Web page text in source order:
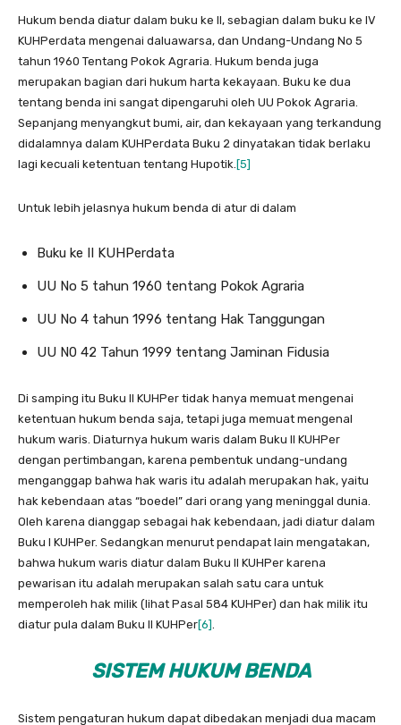
Hukum benda diatur dalam buku ke II, sebagian dalam buku ke IV
KUHPerdata mengenai daluawarsa, dan Undang-Undang No 5
tahun 1960 Tentang Pokok Agraria. Hukum benda juga
merupakan bagian dari hukum harta kekayaan. Buku ke dua
tentang benda ini sangat dipengaruhi oleh UU Pokok Agraria.
Sepanjang menyangkut bumi, air, dan kekayaan yang terkandung
didalamnya dalam KUHPerdata Buku 2 dinyatakan tidak berlaku
lagi kecuali ketentuan tentang Hupotik.[5]
Untuk lebih jelasnya hukum benda di atur di dalam
Buku ke II KUHPerdata
UU No 5 tahun 1960 tentang Pokok Agraria
UU No 4 tahun 1996 tentang Hak Tanggungan
UU N0 42 Tahun 1999 tentang Jaminan Fidusia
Di samping itu Buku II KUHPer tidak hanya memuat mengenai
ketentuan hukum benda saja, tetapi juga memuat mengenal
hukum waris. Diaturnya hukum waris dalam Buku II KUHPer
dengan pertimbangan, karena pembentuk undang-un­dang
menganggap bahwa hak waris itu adalah merupakan hak, yaitu
hak kebendaan atas “boedel” dari orang yang meninggal dunia.
Oleh karena dianggap sebagai hak kebendaan, jadi diatur dalam
Buku I KUHPer. Sedangkan menurut pendapat lain mengatakan,
bahwa hukum waris diatur dalam Buku II KUHPer karena
pewarisan itu adalah merupakan salah satu cara untuk
memperoleh hak milik (lihat Pasal 584 KUHPer) dan hak milik itu
diatur pula dalam Buku II KUHPer[6].
SISTEM HUKUM BENDA
Sistem pengaturan hukum dapat dibedakan menjadi dua macam